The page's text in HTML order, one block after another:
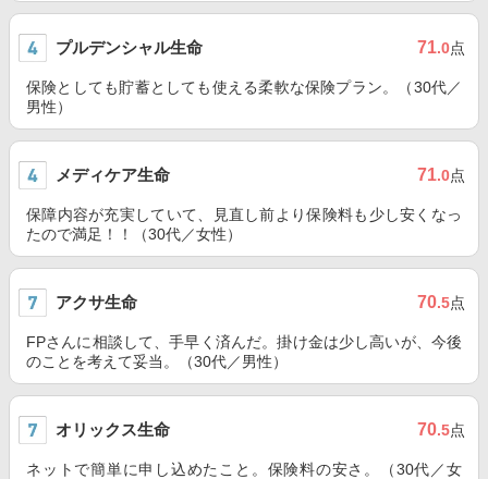
プルデンシャル生命 71.0点
保険としても貯蓄としても使える柔軟な保険プラン。（30代／
男性）
メディケア生命 71.0点
保障内容が充実していて、見直し前より保険料も少し安くなっ
たので満足！！（30代／女性）
アクサ生命 70.5点
FPさんに相談して、手早く済んだ。掛け金は少し高いが、今後
のことを考えて妥当。（30代／男性）
オリックス生命 70.5点
ネットで簡単に申し込めたこと。保険料の安さ。（30代／女